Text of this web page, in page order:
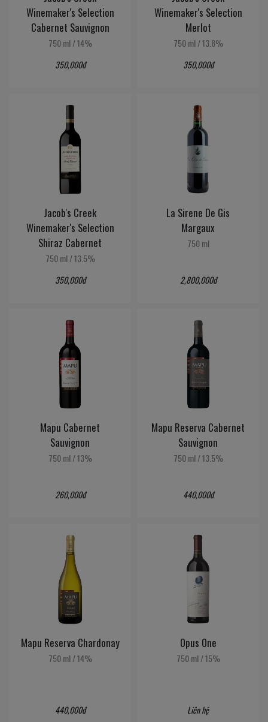
Winemaker's Selection
Cabernet Sauvignon
750 ml /14%
350,000đ
Winemaker's Selection
Merlot
750 ml /13.8%
350,000đ
Jacob's Creek
Winemaker's Selection
Shiraz Cabernet
750 ml /13.5%
350,000đ
La Sirene De Gis
Margaux
750 ml
2,800,000đ
Mapu Cabernet
Sauvignon
750 ml /13%
260,000đ
Mapu Reserva Cabernet
Sauvignon
750 ml /13.5%
440,000đ
Mapu Reserva Chardonay
750 ml /14%
440,000đ
Opus One
750 ml /15%
Liên hệ